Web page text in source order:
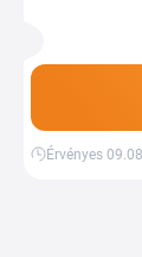
Érvényes